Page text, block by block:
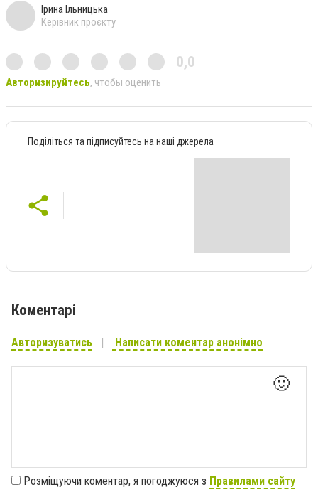
Ірина Ільницька
Керівник проєкту
0,0
Авторизируйтесь, чтобы оценить
Поділіться та підписуйтесь на наші джерела
Коментарі
Авторизуватись Написати коментар анонімно
🙂
Розміщуючи коментар, я погоджуюся з Правилами сайту